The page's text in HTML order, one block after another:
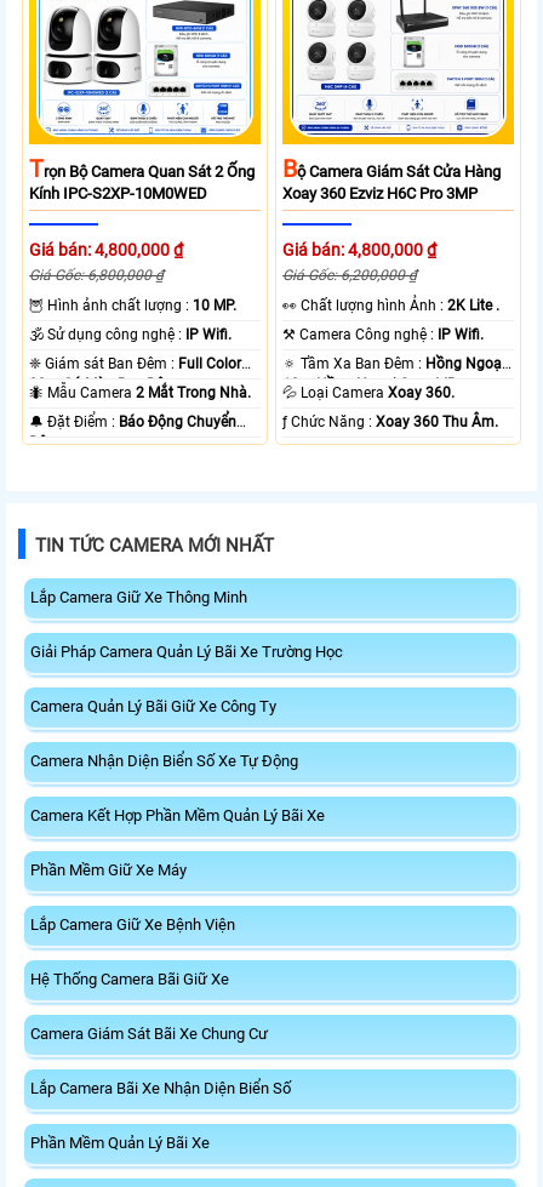
TRọn Bộ Camera Quan Sát 2 Ống
Kính IPC-S2XP-10M0WED
Giá bán: 4,800,000 ₫
Giá Gốc: 6,800,000 ₫
🦉 Hình ảnh chất lượng : 10 MP.
🕉️ Sử dụng công nghệ : IP Wifi.
❈ Giám sát Ban Đêm : Full Color
20m Có Màu Ban Ðêm.
🐜 Mẫu Camera2 Mắt Trong Nhà.
️🔔 Đặt Điểm : Báo Động Chuyển
Động.
BỘ Camera Giám Sát Cửa Hàng
Xoay 360 Ezviz H6C Pro 3MP
Giá bán: 4,800,000 ₫
Giá Gốc: 6,200,000 ₫
️👀 Chất lượng hình Ảnh :2K Lite .
⚒ Camera Công nghệ : IP Wifi.
🔅 Tầm Xa Ban Đêm : Hồng Ngoại
10m Hồng Ngoại Smart IR.
💦 Loại CameraXoay 360.
️ƒ Chức Năng :Xoay 360 Thu Âm.
TIN TỨC CAMERA MỚI NHẤT
Lắp Camera Giữ Xe Thông Minh
Giải Pháp Camera Quản Lý Bãi Xe Trường Học
Camera Quản Lý Bãi Giữ Xe Công Ty
Camera Nhận Diện Biển Số Xe Tự Động
Camera Kết Hợp Phần Mềm Quản Lý Bãi Xe
Phần Mềm Giữ Xe Máy
Lắp Camera Giữ Xe Bệnh Viện
Hệ Thống Camera Bãi Giữ Xe
Camera Giám Sát Bãi Xe Chung Cư
Lắp Camera Bãi Xe Nhận Diện Biển Số
Phần Mềm Quản Lý Bãi Xe